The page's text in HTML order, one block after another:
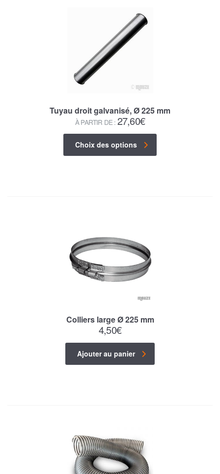
Tuyau droit galvanisé, Ø 225 mm
À PARTIR DE : 27,60€
Choix des options
Colliers large Ø 225 mm
4,50€
Ajouter au panier